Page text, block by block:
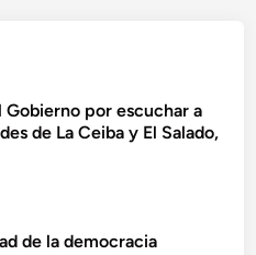
Gobierno por escuchar a
de La Ceiba y El Salado,
de la democracia